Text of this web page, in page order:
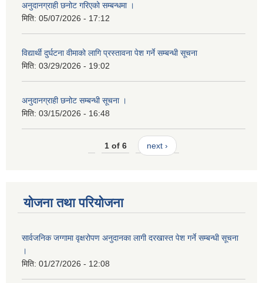
अनुदानग्राही छनोट गरिएको सम्बन्धमा ।
मिति: 05/07/2026 - 17:12
विद्यार्थी दुर्घटना वीमाको लागि प्रस्तावना पेश गर्ने सम्बन्धी सूचना
मिति: 03/29/2026 - 19:02
अनुदानग्राही छनोट सम्बन्धी सूचना ।
मिति: 03/15/2026 - 16:48
1 of 6 next ›
योजना तथा परियोजना
सार्वजनिक जग्गामा वृक्षरोपण अनुदानका लागी दरखास्त पेश गर्ने सम्बन्धी सूचना
।
मिति: 01/27/2026 - 12:08